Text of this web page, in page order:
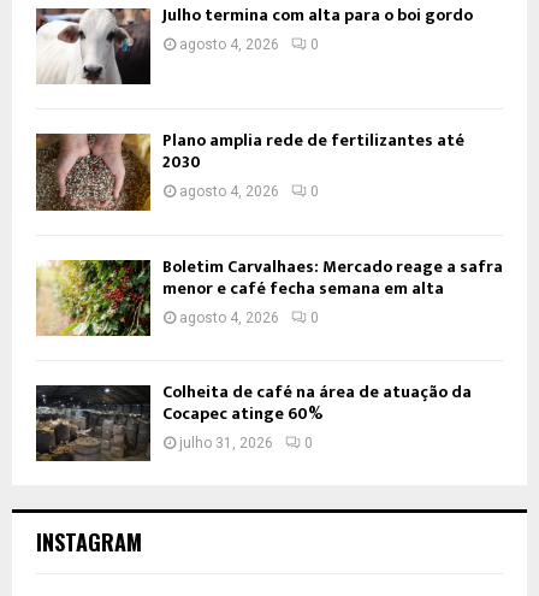
Julho termina com alta para o boi gordo
agosto 4, 2026 0
Plano amplia rede de fertilizantes até
2030
agosto 4, 2026 0
Boletim Carvalhaes: Mercado reage a safra
menor e café fecha semana em alta
agosto 4, 2026 0
Colheita de café na área de atuação da
Cocapec atinge 60%
julho 31, 2026 0
INSTAGRAM